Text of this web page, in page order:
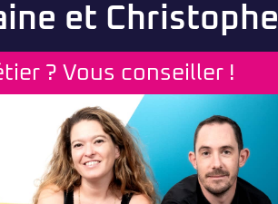
et Christophe
? Vous conseiller !